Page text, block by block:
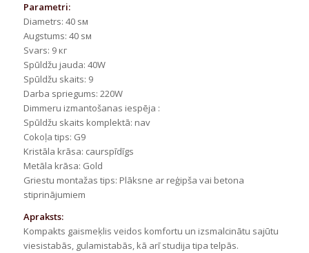
Parametri:
Diametrs: 40 sм
Augstums: 40 sм
Svars: 9 кг
Spūldžu jauda: 40W
Spūldžu skaits: 9
Darba spriegums: 220W
Dimmeru izmantošanas iespēja :
Spūldžu skaits komplektā: nav
Cokoļa tips: G9
Kristāla krāsa: caurspīdīgs
Metāla krāsa: Gold
Griestu montažas tips: Plāksne ar reģipša vai betona
stiprinājumiem
Apraksts:
Kompakts gaismeķlis veidos komfortu un izsmalcinātu sajūtu
viesistabās, gulamistabās, kā arī studija tipa telpās.